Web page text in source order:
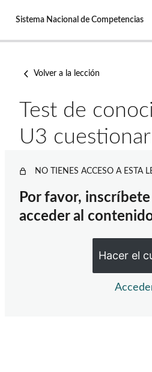
Sistema Nacional de Competencias
Volver a la lección
Test de
U3
NO TIENES ACCESO A ESTA
Por favor,
acceder al
Hacer el